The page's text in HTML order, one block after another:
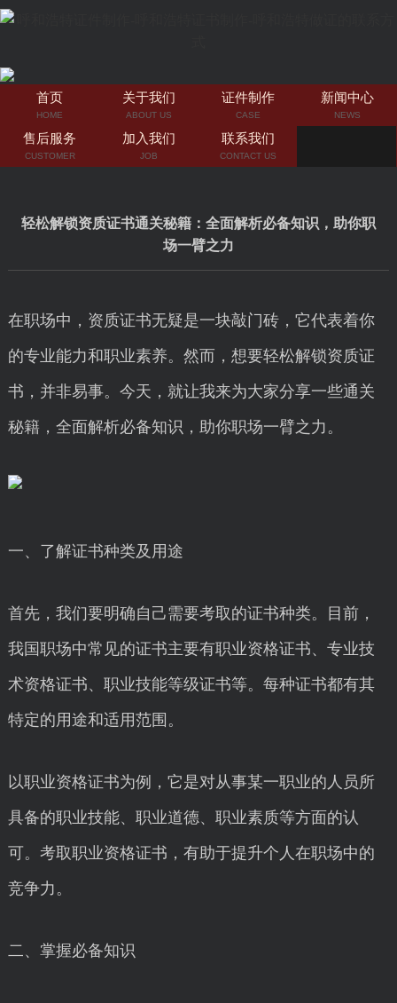
首页
HOME
关于我们
ABOUT US
证件制作
CASE
新闻中心
NEWS
售后服务
CUSTOMER
加入我们
JOB
联系我们
CONTACT US
轻松解锁资质证书通关秘籍：全面解析必备知识，助你职
场一臂之力
在职场中，资质证书无疑是一块敲门砖，它代表着你
的专业能力和职业素养。然而，想要轻松解锁资质证
书，并非易事。今天，就让我来为大家分享一些通关
秘籍，全面解析必备知识，助你职场一臂之力。
一、了解证书种类及用途
首先，我们要明确自己需要考取的证书种类。目前，
我国职场中常见的证书主要有职业资格证书、专业技
术资格证书、职业技能等级证书等。每种证书都有其
特定的用途和适用范围。
以职业资格证书为例，它是对从事某一职业的人员所
具备的职业技能、职业道德、职业素质等方面的认
可。考取职业资格证书，有助于提升个人在职场中的
竞争力。
二、掌握必备知识